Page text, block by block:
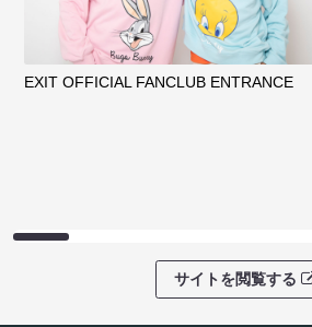
EXIT OFFICIAL FANCLUB ENTRANCE
サイトを閲覧する